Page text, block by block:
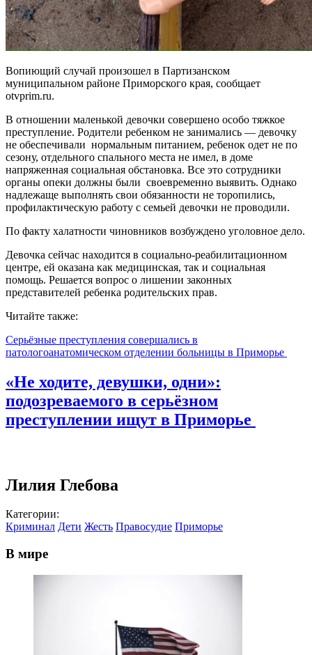
Вопиющий случай произошел в Партизанском
муниципальном районе Приморского края, сообщает
otvprim.ru.
В отношении маленькой девочки совершено особо тяжкое
преступление. Родители ребенком не занимались — девочку
не обеспечивали нормальным питанием, ребенок одет не по
сезону, отдельного спального места не имел, в доме
напряженная социальная обстановка. Все это сотрудники
органы опеки должны были своевременно выявить. Однако
надлежаще выполнять свои обязанности не торопились,
профилактическую работу с семьей девочки не проводили.
По факту халатности чиновников возбуждено уголовное дело.
Девочка сейчас находится в социально-реабилитационном
центре, ей оказана как медицинская, так и социальная
помощь. Решается вопрос о лишении законных
представителей ребенка родительских прав.
Читайте также:
Серьёзные преступления совершались в
патологоанатомическом отделении больницы в Приморье
«Не ходите, девушки, одни»:
подозреваемого в серьёзном
преступлении ищут в Приморье
Лилия Глебова
Категории:
Криминал Дети Жесть Правосудие Приморье
В мире